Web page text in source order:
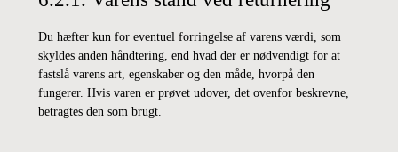
Du hæfter kun for eventuel forringelse af varens værdi, som
skyldes anden håndtering, end hvad der er nødvendigt for at
fastslå varens art, egenskaber og den måde, hvorpå den
fungerer. Hvis varen er prøvet udover, det ovenfor beskrevne,
betragtes den som brugt.